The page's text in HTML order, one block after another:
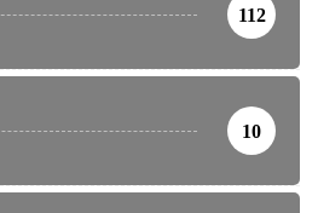
112
10